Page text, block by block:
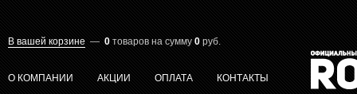
В вашей корзине — 0 товаров на сумму 0 руб.
О КОМПАНИИ АКЦИИ ОПЛАТА КОНТАКТЫ